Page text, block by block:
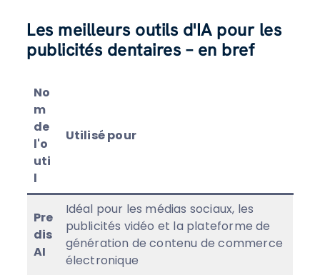
Les meilleurs outils d'IA pour les
publicités dentaires – en bref
No
m
de
l'o
uti
l
Utilisé pour
Pre
dis
AI
Idéal pour les médias sociaux, les
publicités vidéo et la plateforme de
génération de contenu de commerce
électronique